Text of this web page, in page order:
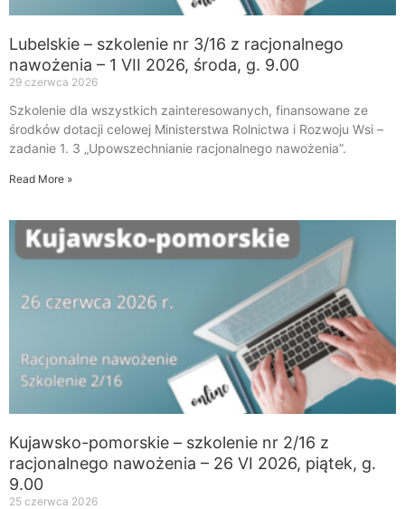
Lubelskie – szkolenie nr 3/16 z racjonalnego
nawożenia – 1 VII 2026, środa, g. 9.00
29 czerwca 2026
Szkolenie dla wszystkich zainteresowanych, finansowane ze
środków dotacji celowej Ministerstwa Rolnictwa i Rozwoju Wsi –
zadanie 1. 3 „Upowszechnianie racjonalnego nawożenia”.
Read More »
Kujawsko-pomorskie – szkolenie nr 2/16 z
racjonalnego nawożenia – 26 VI 2026, piątek, g.
9.00
25 czerwca 2026